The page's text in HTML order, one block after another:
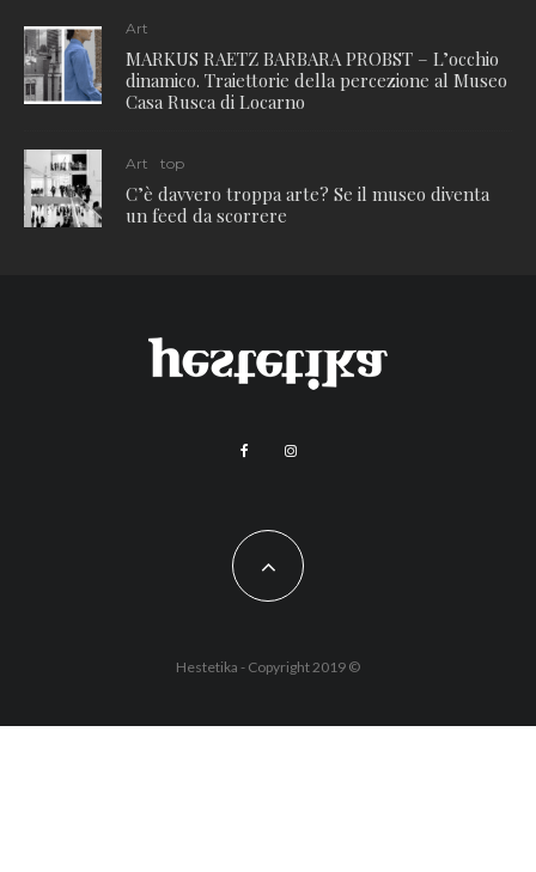
Art
MARKUS RAETZ BARBARA PROBST – L’occhio
dinamico. Traiettorie della percezione al Museo
Casa Rusca di Locarno
Art top
C’è davvero troppa arte? Se il museo diventa
un feed da scorrere
Hestetika - Copyright 2019 ©